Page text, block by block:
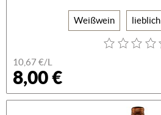
Weißwein lieblich
10,67 €/L
8,00 €